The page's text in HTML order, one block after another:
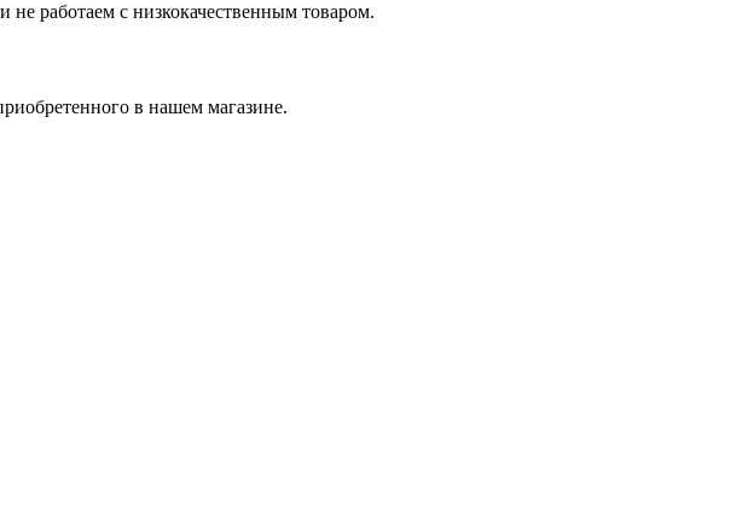
работаем с низкокачественным товаром.
в нашем магазине.